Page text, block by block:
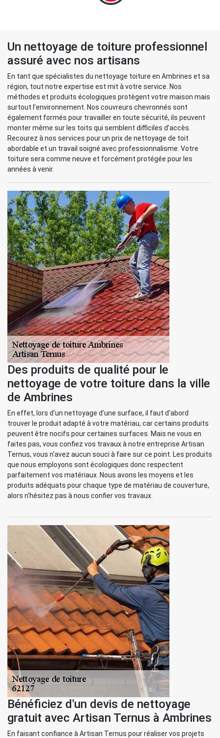
Un nettoyage de toiture professionnel
assuré avec nos artisans
En tant que spécialistes du nettoyage toiture en Ambrines et sa
région, tout notre expertise est mit à votre service. Nos
méthodes et produits écologiques protègent votre maison mais
surtout l’environnement. Nos couvreurs chevronnés sont
également formés pour travailler en toute sécurité, ils peuvent
monter même sur les toits qui semblent difficiles d’accès.
Recourez à nos services pour un prix de nettoyage de toit
abordable et un travail soigné avec professionnalisme. Votre
toiture sera comme neuve et forcément protégée pour les
années à venir.
Des produits de qualité pour le
nettoyage de votre toiture dans la ville
de Ambrines
En effet, lors d'un nettoyage d'une surface, il faut d'abord
trouver le produit adapté à votre matériau, car certains produits
peuvent être nocifs pour certaines surfaces. Mais ne vous en
faites pas, vous confiez vos travaux à notre entreprise Artisan
Ternus, vous n'avez aucun souci à faire sur ce point. Les produits
que nous employons sont écologiques donc respectent
parfaitement vos matériaux. Nous avons les moyens et les
produits adéquats pour chaque type de matériau de couverture,
alors n'hésitez pas à nous confier vos travaux.
Bénéficiez d'un devis de nettoyage
gratuit avec Artisan Ternus à Ambrines
En faisant confiance à Artisan Ternus pour réaliser vos projets